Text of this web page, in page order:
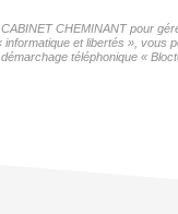
CHEMINANT pour
et libertés »,
téléphonique «